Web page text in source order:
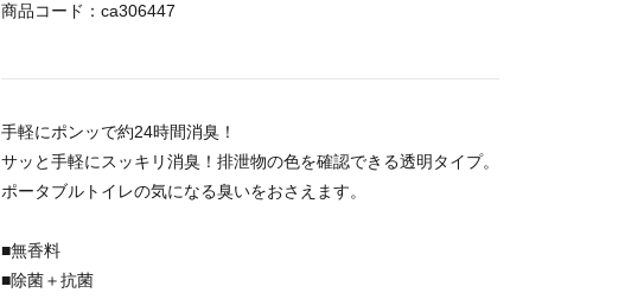
商品コード： ca306447
手軽にポンッで約24時間消臭！
サッと手軽にスッキリ消臭！排泄物の色を確認できる透明タイプ。
ポータブルトイレの気になる臭いをおさえます。
■無香料
■除菌＋抗菌